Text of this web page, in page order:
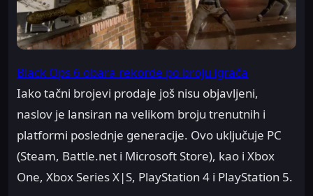
Black Ops 6 obara rekorde po broju igrača
Iako tačni brojevi prodaje još nisu objavljeni,
naslov je lansiran na velikom broju trenutnih i
platformi poslednje generacije. Ovo uključuje PC
(Steam, Battle.net i Microsoft Store), kao i Xbox
One, Xbox Series X|S, PlayStation 4 i PlayStation 5.